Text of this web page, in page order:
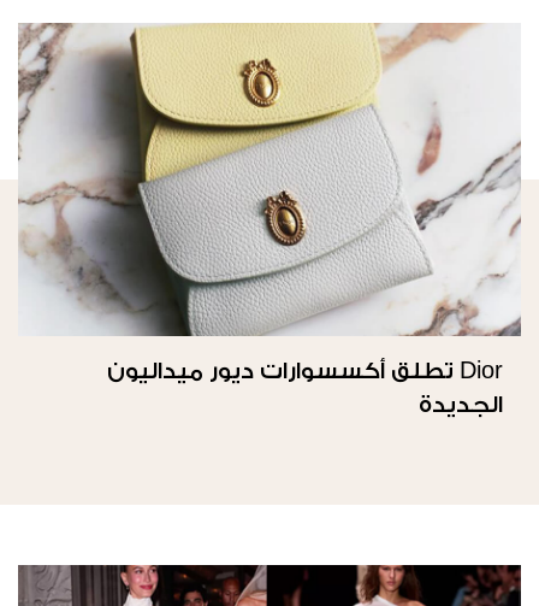
Dior تطلق أكسسوارات ديور ميداليون
الجديدة